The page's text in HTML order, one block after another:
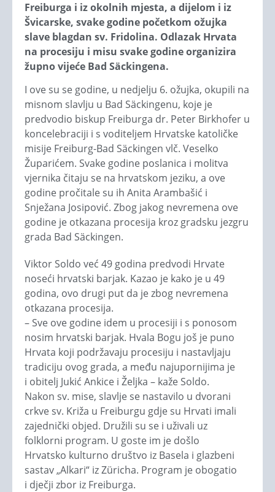
Freiburga i iz okolnih mjesta, a dijelom i iz
Švicarske, svake godine početkom ožujka
slave blagdan sv. Fridolina. Odlazak Hrvata
na procesiju i misu svake godine organizira
župno vijeće Bad Säckingena.
I ove su se godine, u nedjelju 6. ožujka, okupili na
misnom slavlju u Bad Säckingenu, koje je
predvodio biskup Freiburga dr. Peter Birkhofer u
koncelebraciji i s voditeljem Hrvatske katoličke
misije Freiburg-Bad Säckingen vlč. Veselko
Župarićem. Svake godine poslanica i molitva
vjernika čitaju se na hrvatskom jeziku, a ove
godine pročitale su ih Anita Arambašić i
Snježana Josipović. Zbog jakog nevremena ove
godine je otkazana procesija kroz gradsku jezgru
grada Bad Säckingen.
Viktor Soldo već 49 godina predvodi Hrvate
noseći hrvatski barjak. Kazao je kako je u 49
godina, ovo drugi put da je zbog nevremena
otkazana procesija.
– Sve ove godine idem u procesiji i s ponosom
nosim hrvatski barjak. Hvala Bogu još je puno
Hrvata koji podržavaju procesiju i nastavljaju
tradiciju ovog grada, a među najupornijima je
i obitelj Jukić Ankice i Željka – kaže Soldo.
Nakon sv. mise, slavlje se nastavilo u dvorani
crkve sv. Križa u Freiburgu gdje su Hrvati imali
zajednički objed. Družili su se i uživali uz
folklorni program. U goste im je došlo
Hrvatsko kulturno društvo iz Basela i glazbeni
sastav „Alkari“ iz Züricha. Program je obogatio
i dječji zbor iz Freiburga.